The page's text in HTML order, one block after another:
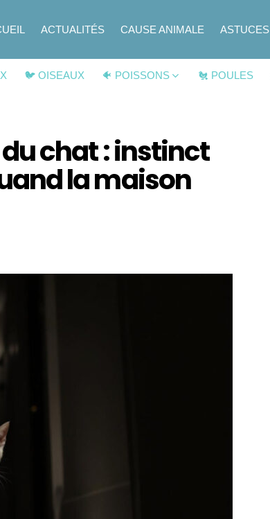
ACTUALITÉS CAUSE ANIMALE ASTUCES
🐦 OISEAUX 🐠 POISSONS 🐔 POULES
chat : instinct
la maison